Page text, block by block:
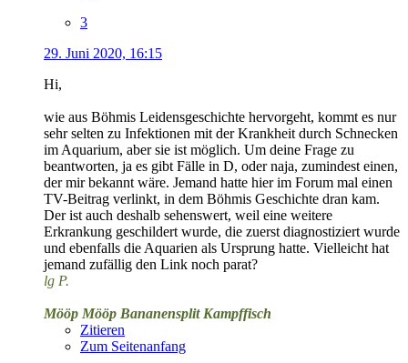
3
29. Juni 2020, 16:15
Hi,
wie aus Böhmis Leidensgeschichte hervorgeht, kommt es nur
sehr selten zu Infektionen mit der Krankheit durch Schnecken
im Aquarium, aber sie ist möglich. Um deine Frage zu
beantworten, ja es gibt Fälle in D, oder naja, zumindest einen,
der mir bekannt wäre. Jemand hatte hier im Forum mal einen
TV-Beitrag verlinkt, in dem Böhmis Geschichte dran kam.
Der ist auch deshalb sehenswert, weil eine weitere
Erkrankung geschildert wurde, die zuerst diagnostiziert wurde
und ebenfalls die Aquarien als Ursprung hatte. Vielleicht hat
jemand zufällig den Link noch parat?
lg P.
Mööp Mööp Bananensplit Kampffisch
Zitieren
Zum Seitenanfang